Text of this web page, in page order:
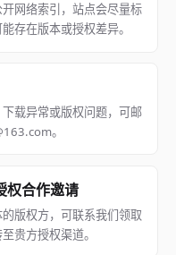
网络索引，站点会尽量标
存在版本或授权差异。
载异常或版权问题，可邮
。
权合作邀请
版权方，可联系我们领取
贵方授权渠道。